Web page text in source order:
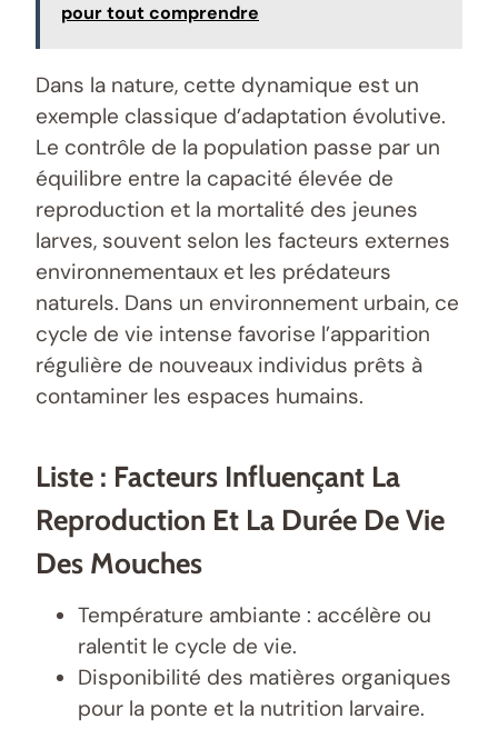
pour tout comprendre
Dans la nature, cette dynamique est un
exemple classique d’adaptation évolutive.
Le contrôle de la population passe par un
équilibre entre la capacité élevée de
reproduction et la mortalité des jeunes
larves, souvent selon les facteurs externes
environnementaux et les prédateurs
naturels. Dans un environnement urbain, ce
cycle de vie intense favorise l’apparition
régulière de nouveaux individus prêts à
contaminer les espaces humains.
Liste : Facteurs Influençant La
Reproduction Et La Durée De Vie
Des Mouches
Température ambiante : accélère ou
ralentit le cycle de vie.
Disponibilité des matières organiques
pour la ponte et la nutrition larvaire.